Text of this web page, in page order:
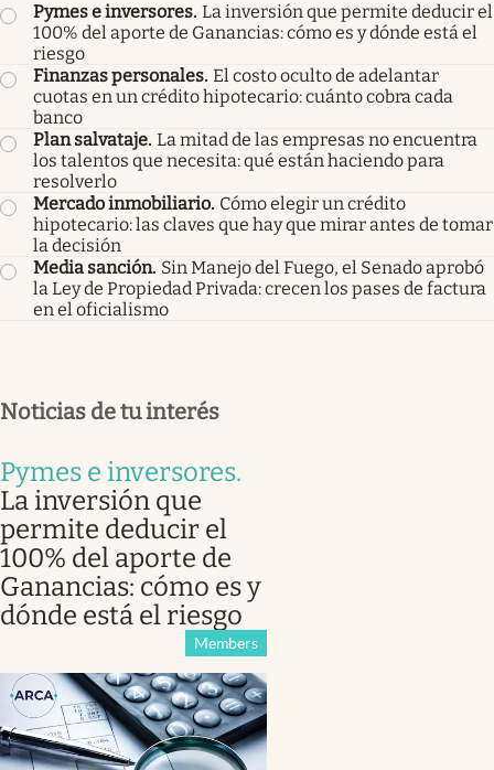
Pymes e inversores. La inversión que permite deducir el
100% del aporte de Ganancias: cómo es y dónde está el
riesgo
Finanzas personales. El costo oculto de adelantar
cuotas en un crédito hipotecario: cuánto cobra cada
banco
Plan salvataje. La mitad de las empresas no encuentra
los talentos que necesita: qué están haciendo para
resolverlo
Mercado inmobiliario. Cómo elegir un crédito
hipotecario: las claves que hay que mirar antes de tomar
la decisión
Media sanción. Sin Manejo del Fuego, el Senado aprobó
la Ley de Propiedad Privada: crecen los pases de factura
en el oficialismo
Noticias de tu interés
Pymes e inversores.
La inversión que
permite deducir el
100% del aporte de
Ganancias: cómo es y
dónde está el riesgo
Members